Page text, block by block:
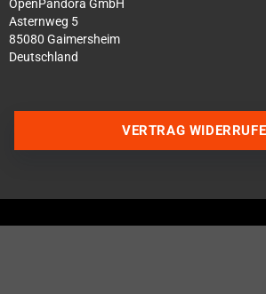
OpenPandora GmbH
Asternweg 5
85080 Gaimersheim
Deutschland
Über
VERTRAG